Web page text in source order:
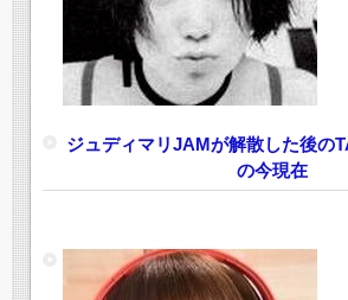
ジュディマリJAMが解散した後の
の今現在